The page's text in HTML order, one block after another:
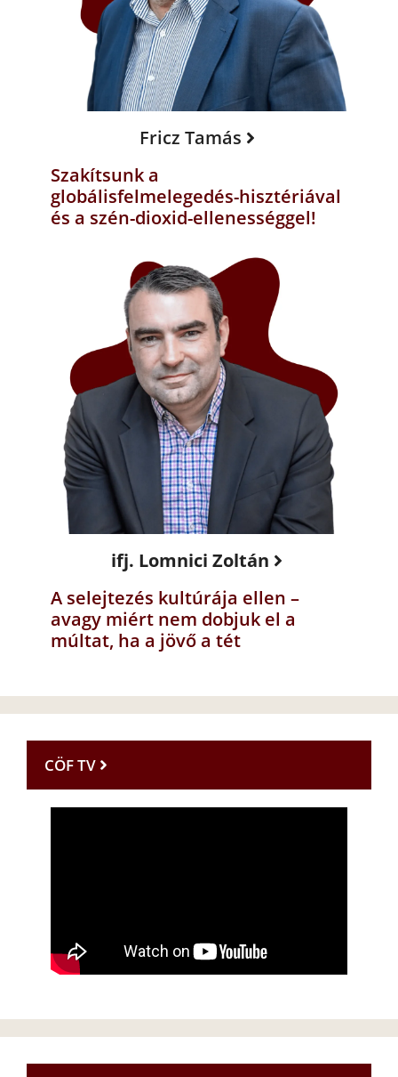
Fricz Tamás
Szakítsunk a
globálisfelmelegedés-hisztériával
és a szén-dioxid-ellenességgel!
ifj. Lomnici Zoltán
A selejtezés kultúrája ellen –
avagy miért nem dobjuk el a
múltat, ha a jövő a tét
CÖF TV